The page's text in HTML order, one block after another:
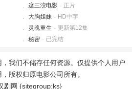
这三洨电影 - 正片
大胸姐妹 - HD中字
灵魂重生 - 更新第12集
秘密 - 已完结
我们不储存任何资源。仅提供个人用户
版权归原电影公司所有。
剧网 {sitegroup:ks}